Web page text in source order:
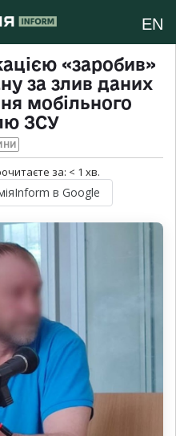
EN
«заробив»
за злив даних
мобільного
ЗСУ
за: < 1 хв.
в Google